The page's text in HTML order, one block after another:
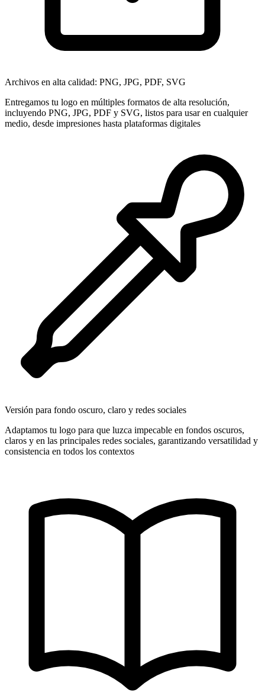
Archivos en alta calidad: PNG, JPG, PDF, SVG
Entregamos tu logo en múltiples formatos de alta resolución,
incluyendo PNG, JPG, PDF y SVG, listos para usar en cualquier
medio, desde impresiones hasta plataformas digitales
Versión para fondo oscuro, claro y redes sociales
Adaptamos tu logo para que luzca impecable en fondos oscuros,
claros y en las principales redes sociales, garantizando versatilidad y
consistencia en todos los contextos